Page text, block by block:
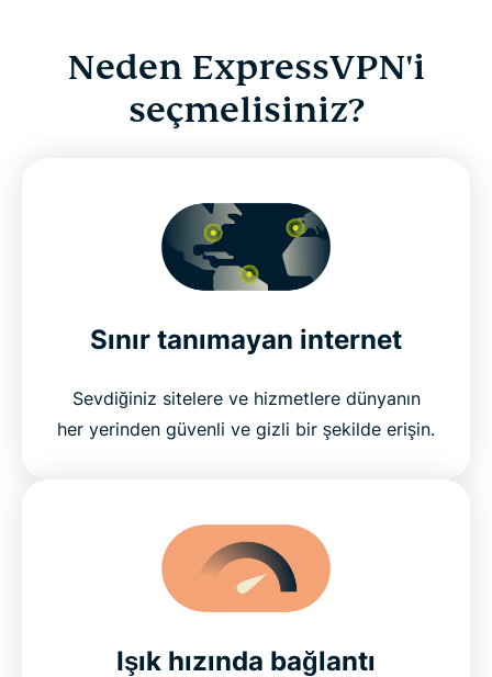
Neden ExpressVPN'i
seçmelisiniz?
Sınır tanımayan internet
Sevdiğiniz sitelere ve hizmetlere dünyanın
her yerinden güvenli ve gizli bir şekilde erişin.
Işık hızında bağlantı